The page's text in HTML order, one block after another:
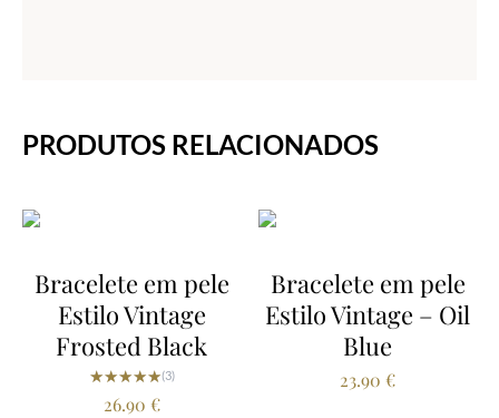
PRODUTOS RELACIONADOS
Bracelete em pele
Estilo Vintage
Frosted Black
★★★★★
★★★★★(3)
26.90 €
Bracelete em pele
Estilo Vintage – Oil
Blue
23.90 €